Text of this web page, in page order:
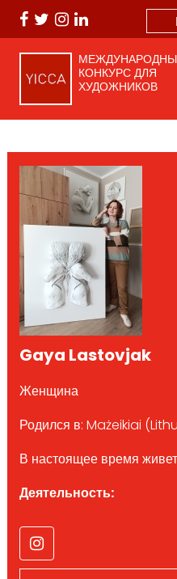
КОНКУРС ДЛЯ
ХУДОЖНИКОВ
Gaya Lastovjak
Женщина
Родился в: Mażeikiai
В настоящее время
Деятельность: